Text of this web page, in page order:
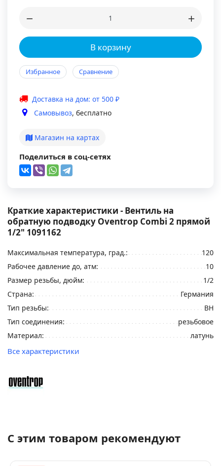
В корзину
Избранное Сравнение
Доставка на дом: от 500 ₽
Самовывоз, бесплатно
Магазин на картах
Поделиться в соц-сетях
Краткие характеристики - Вентиль на
обратную подводку Oventrop Combi 2 прямой
1/2" 1091162
Максимальная температура, град.:
120
Рабочее давление до, атм:
10
Размер резьбы, дюйм:
1/2
Страна:
Германия
Тип резьбы:
ВН
Тип соединения:
резьбовое
Материал:
латунь
Все характеристики
С этим товаром рекомендуют